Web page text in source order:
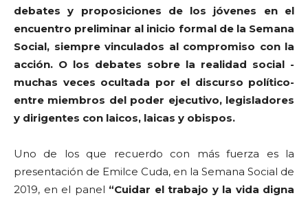
debates y proposiciones de los jóvenes en el
encuentro preliminar al inicio formal de la Semana
Social, siempre vinculados al compromiso con la
acción. O los debates sobre la realidad social -
muchas veces ocultada por el discurso político-
entre miembros del poder ejecutivo, legisladores
y dirigentes con laicos, laicas y obispos.
Uno de los que recuerdo con más fuerza es la
presentación de Emilce Cuda, en la Semana Social de
2019, en el panel “Cuidar el trabajo y la vida digna